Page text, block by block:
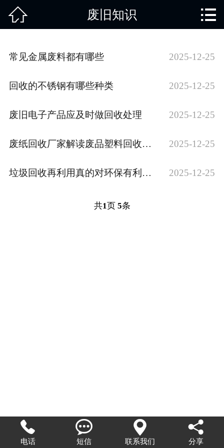
废旧知识
回收范围
服务项目
 废旧知识 
常见金属废料都有哪些 2025-12-25
回收的不锈钢有哪些种类 2025-12-25
废旧电子产品应及时做回收处理 2025-12-25
废纸回收厂家解读废品塑料回收的重大意义 2025-12-25
垃圾回收再利用真的对环保有利吗？ 2025-12-25
共1页 5条

电话

短信

联系我们

分享